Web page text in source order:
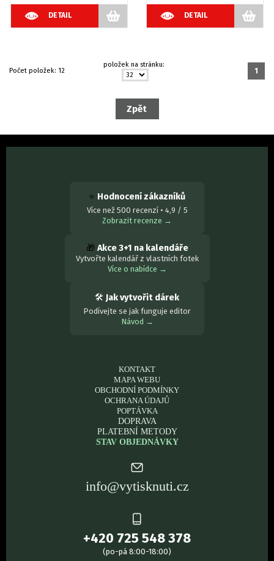
DETAIL DETAIL
Počet položek: 12
položek na stránku:
1
⭐ Hodnocení zákazníků
Více než 500 recenzí • 4,9 / 5
Zobrazit recenze →
🎁 Akce 3+1 na kalendáře
Vytvořte kalendář z vlastních fotek
Více o nabídce →
🛠 Jak vytvořit dárek
Podívejte se jak funguje editor
Návod →
KONTAKT
MAPA WEBU
OBCHODNÍ PODMÍNKY
OCHRANA ÚDAJŮ
POPTÁVKA
DOPRAVA
PLATEBNÍ METODY
STAV OBJEDNÁVKY
info@vytisknuti.cz
+420 725 548 378
(po-pá 8:00-18:00)